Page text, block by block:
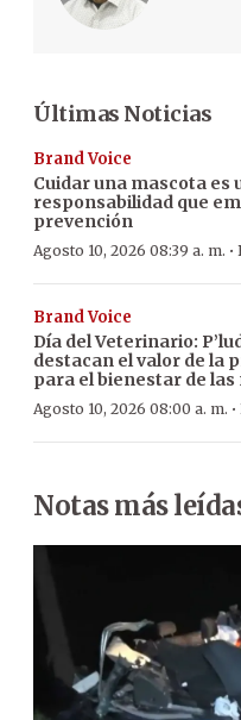
Últimas Noticias
Brand Voice
Cuidar una mascota es
responsabilidad que
prevención
Agosto 10, 2026 08:39 a. m. ·
Brand Voice
Día del Veterinario:
destacan el valor de la
para el bienestar de las
Agosto 10, 2026 08:00 a. m. ·
Notas más